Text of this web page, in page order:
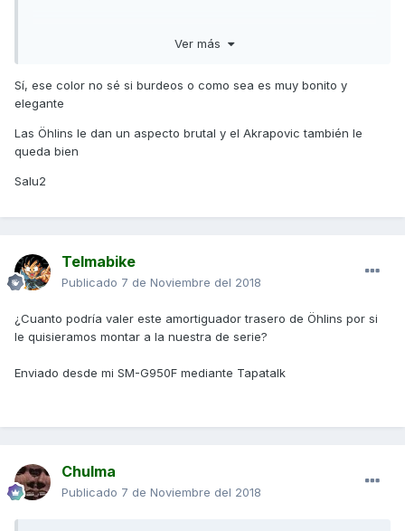
importar... A ver que hacen...
Vs y a disfrutar
Enviado desde mi SM-G965F mediante Tapatalk
Ver más
Sí, ese color no sé si burdeos o como sea es muy bonito y
elegante
Las Öhlins le dan un aspecto brutal y el Akrapovic también le
queda bien
Salu2
Telmabike
Publicado 7 de Noviembre del 2018
¿Cuanto podría valer este amortiguador trasero de Öhlins por si
le quisieramos montar a la nuestra de serie?
Enviado desde mi SM-G950F mediante Tapatalk
Chulma
Publicado 7 de Noviembre del 2018